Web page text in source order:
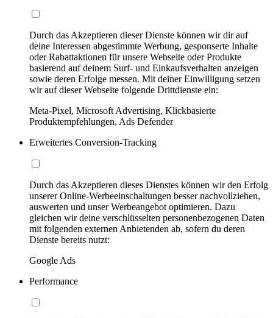
Durch das Akzeptieren dieser Dienste können wir dir auf
deine Interessen abgestimmte Werbung, gesponserte Inhalte
oder Rabattaktionen für unsere Webseite oder Produkte
basierend auf deinem Surf- und Einkaufsverhalten anzeigen
sowie deren Erfolge messen. Mit deiner Einwilligung setzen
wir auf dieser Webseite folgende Drittdienste ein:
Meta-Pixel, Microsoft Advertising, Klickbasierte
Produktempfehlungen, Ads Defender
Erweitertes Conversion-Tracking
Durch das Akzeptieren dieses Dienstes können wir den Erfolg
unserer Online-Werbeeinschaltungen besser nachvollziehen,
auswerten und unser Werbeangebot optimieren. Dazu
gleichen wir deine verschlüsselten personenbezogenen Daten
mit folgenden externen Anbietenden ab, sofern du deren
Dienste bereits nutzt:
Google Ads
Performance